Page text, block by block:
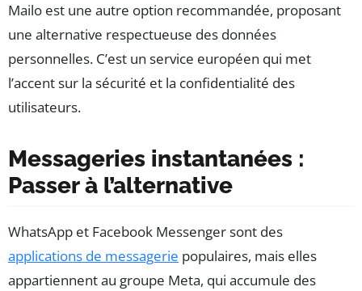
Mailo est une autre option recommandée, proposant
une alternative respectueuse des données
personnelles. C’est un service européen qui met
l’accent sur la sécurité et la confidentialité des
utilisateurs.
Messageries instantanées :
Passer à l’alternative
WhatsApp et Facebook Messenger sont des
applications de messagerie populaires, mais elles
appartiennent au groupe Meta, qui accumule des